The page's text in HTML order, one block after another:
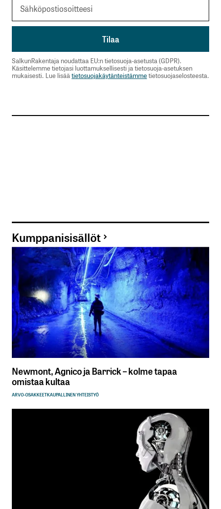
SalkunRakentaja noudattaa EU:n tietosuoja-asetusta (GDPR).
Käsittelemme tietojasi luottamuksellisesti ja tietosuoja-asetuksen
mukaisesti. Lue lisää tietosuojakäytänteistämmetietosuojaselosteesta.
Kumppanisisällöt
Newmont, Agnico ja Barrick – kolme tapaa
omistaa kultaa
ARVO-OSAKKEETKAUPALLINEN YHTEISTYÖ